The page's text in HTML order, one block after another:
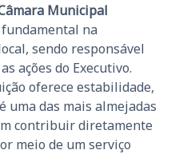
Municipal
na
sendo responsável
ações do Executivo.
oferece estabilidade,
uma das mais almejadas
contribuir diretamente
meio de um serviço